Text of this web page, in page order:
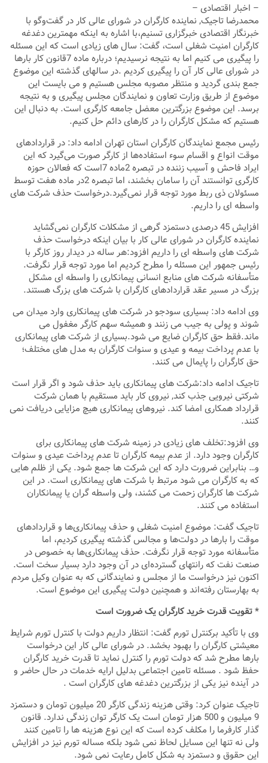
– اخبار اقتصادی –
محمدرضا تاجیک, نماینده کارگران در شورای عالی کار در گفت‌وگو با
خبرنگار اقتصادی خبرگزاری تسنیم،با اشاره به اینکه مهمترین دغدغه
کارگران امنیت شغلی است، گفت: سال های زیادی است که این مسئله
را پیگیری می کنیم اما به نتیجه نرسیدیم؛ درباره ماده 7قانون کار بارها
در شورای عالی کار آن را پیگیری کردیم .در سالهای گذشته این موضوع
جمع بندی گردید و منتظر مصوبه مجلس هستیم و می بایست این
موضوع از طریق وزارت تعاون و نمایندگان مجلس پیگیری و به نتیجه
برسد. این موضوع بزرگترین معضل جامعه کارگری است. به دنبال این
هستیم که مشکل کارگران را در کارهای دائم حل کنیم.
رئیس مجمع نمایندگان کارگران استان تهران ادامه داد: در قرارداد‌های
موقت انواع و اقسام سوء استفاده‌ها از کارگر صورت می‌گیرد که این
ایراد فاحش و آسیب زننده در تبصره 2ماده 7است که فعالان حوزه
کارگری توانستند آن را سامان بخشند، اما تبصره 2در ماده هفت توسط
مسئولان ذی ربط مورد توجه قرار نمی‌گیرد.درخواست حذف شرکت های
واسطه ای را داریم.
افزایش 45 درصدی دستمزد گرهی از مشکلات کارگران نمی‌گشاید
نماینده کارگران در شورای عالی کار با بیان اینکه درخواست حذف
شرکت های واسطه ای را داریم افزود:هر ساله در دیدار روز کارگر با
رئیس جمهور این مسئله را مطرح کردیم اما مورد توجه قرار نگرفت.
متأسفانه شرکت های منابع انسانی پیمانکاری را واسطه ای مشکل
بزرگ در مسیر عقد قراردادهای کارگران با شرکت های بزرگ هستند.
وی ادامه داد: بسیاری سودجو در شرکت های پیمانکاری وارد میدان می
شوند و پولی به جیب می زنند و همیشه سهم کارگر مغفول می
ماند.فقط حق کارگران ضایع می شود.بسیاری از شرکت های پیمانکاری
با عدم پرداخت بیمه و عیدی و سنوات کارگران به مدل های مختلف؛
حق کارگران را پایمال می کنند.
تاجیک ادامه داد:شرکت های پیمانکاری باید حذف شود و اگر قرار است
شرکتی نیرویی جذب کند, نیروی کار باید مستقیم با همان شرکت
قرارداد همکاری امضا کند. نیروهای پیمانکاری هیچ مزایایی دریافت نمی
کنند.
وی افزود:تخلف های زیادی در زمینه شرکت های پیمانکاری برای
کارگران وجود دارد. از عدم بیمه کارگران تا عدم پرداخت عیدی و سنوات
و… بنابراین ضرورت دارد که این شرکت ها جمع شود. یکی از ظلم هایی
که به کارگران می شود مرتبط با شرکت های پیمانکاری است. در این
شرکت ها کارگران زحمت می کشند، ولی واسطه گران یا پیمانکاران
استفاده می کنند.
تاجیک گفت: موضوع امنیت شغلی و حذف پیمانکاری‌ها و قراردادهای
موقت را بارها در دولت‌ها و مجالس گذشته پیگیری کردیم، اما
متأسفانه مورد توجه قرار نگرفت. حذف پیمانکاری‌ها به خصوص در
صنعت نفت که رانتهای گسترده‌ای در آن وجود دارد بسیار سخت است.
اکنون نیز درخواست ما از مجلس و نمایندگانی که به عنوان وکیل مردم
به بهارستان رفته‌اند و همچنین دولت پیگیری این موضوع است.
* تقویت قدرت خرید کارگران یک ضرورت است
وی با تأکید برکنترل تورم گفت: انتظار داریم دولت با کنترل تورم شرایط
معیشتی کارگران را بهبود بخشد. در شورای عالی کار این درخواست
بارها مطرح شد که دولت تورم را کنترل نماید تا قدرت خرید کارگران
حفظ شود . مسئله تامین اجتماعی بدلیل ارایه خدمات در حال حاضر و
در آینده نیز یکی از بزرگترین دغدغه های کارگران است .
تاجیک عنوان کرد: وقتی هزینه زندگی کارگر 20 میلیون تومان و دستمزد
9 میلیون و 500 هزار تومان است یک کارگر توان زندگی ندارد. قانون
گذار کارفرما را مکلف کرده است که این نوع هزینه ها را تامین کنند
ولی نه تنها این مسایل لحاظ نمی شود بلکه مساله تورم نیز در افزایش
این حقوق و دستمزد به شکل کامل رعایت نمی شود.